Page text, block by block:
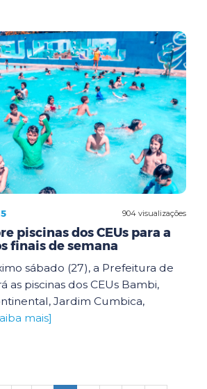
904 visualizações
piscinas dos CEUs para a
finais de semana
sábado (27), a Prefeitura de
as piscinas dos CEUs Bambi,
Jardim Cumbica,
mais]